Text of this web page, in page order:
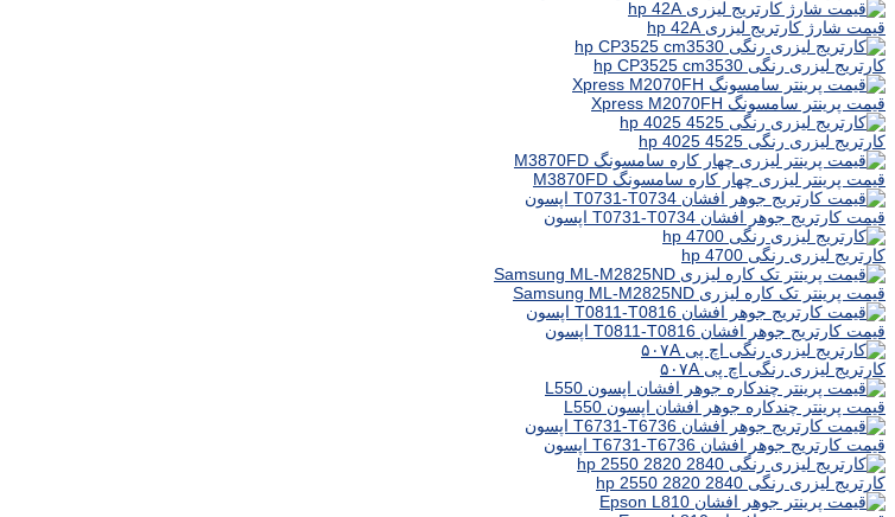
قیمت شارژ کارتریج لیزری hp 42A
کارتریج لیزری رنگی hp CP3525 cm3530
قیمت پرینتر سامسونگ Xpress M2070FH
کارتریج لیزری رنگی hp 4025 4525
قیمت پرینتر لیزری چهار کاره سامسونگ M3870FD
قیمت کارتریج جوهر افشان T0731-T0734 اپسون
کارتریج لیزری رنگی hp 4700
قیمت پرینتر تک کاره لیزری Samsung ML-M2825ND
قیمت کارتریج جوهر افشان T0811-T0816 اپسون
کارتریج لیزری رنگی اچ پی ۵۰۷A
قیمت پرینتر چندکاره جوهر افشان اپسون L550
قیمت کارتریج جوهر افشان T6731-T6736 اپسون
کارتریج لیزری رنگی hp 2550 2820 2840